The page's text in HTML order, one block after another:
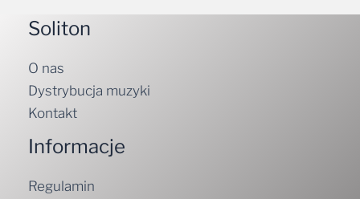
Soliton
O nas
Dystrybucja muzyki
Kontakt
Informacje
Regulamin